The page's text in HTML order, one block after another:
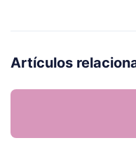
Artículos